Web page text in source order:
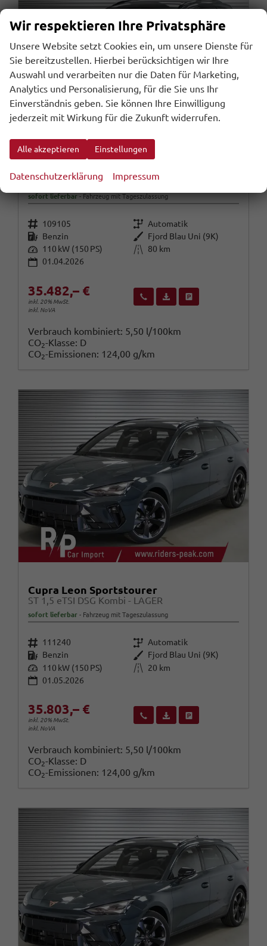
Cupra Leon Sportstourer
ST 1,5 eTSI DSG Kombi - LAGER
sofort lieferbar Fahrzeug mit Tageszulassung
Fahrzeugnr. 109105 Getriebe Automatik
Kraftstoff Benzin Außenfarbe
Fjord Blau Uni (9K)
Leistung 110 kW (150 PS) Kilometerstand
80 km
01.04.2026
35.482,– €
inkl. 20% MwSt.
inkl. NoVA
Wir rufen Sie anFahrzeugexposé (PDF)
Verbrauch kombiniert: 5,50 l/100km
CO2-Klasse: D
CO2-Emissionen: 124,00 g/km
Cupra Leon Sportstourer
ST 1,5 eTSI DSG Kombi - LAGER
sofort lieferbar Fahrzeug mit Tageszulassung
Fahrzeugnr. 111240 Getriebe Automatik
Kraftstoff Benzin Außenfarbe Fjord Blau Uni (9K)
Leistung 110 kW (150 PS) Kilometerstand
20 km
01.05.2026
35.803,– €
inkl. 20% MwSt.
inkl. NoVA
Wir rufen Sie anFahrzeugexposé (PDF)
Verbrauch kombiniert: 5,50 l/100km
CO2-Klasse: D
CO2-Emissionen: 124,00 g/km
Wir respektieren Ihre Privatsphäre
Unsere Website setzt Cookies ein, um unsere Dienste für
Sie bereitzustellen. Hierbei berücksichtigen wir Ihre
Auswahl und verarbeiten nur die Daten für Marketing,
Analytics und Personalisierung, für die Sie uns Ihr
Einverständnis geben. Sie können Ihre Einwilligung
jederzeit mit Wirkung für die Zukunft widerrufen.
Alle akzeptieren Einstellungen
Datenschutzerklärung Impressum